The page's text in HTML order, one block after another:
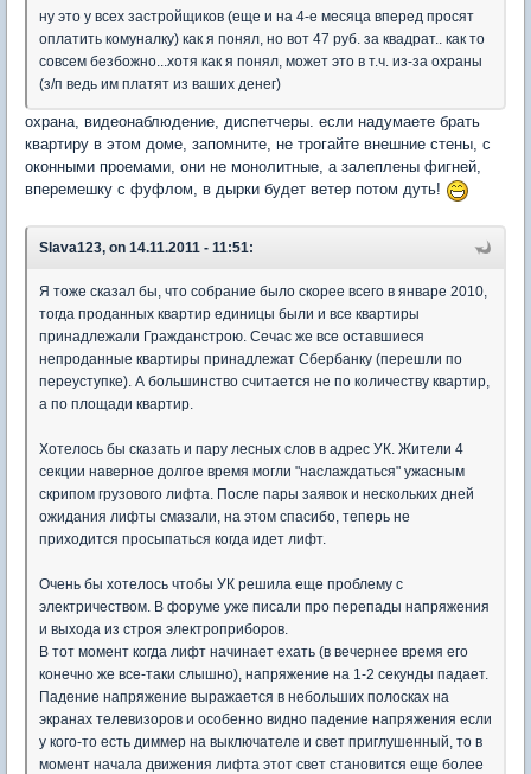
ну это у всех застройщиков (еще и на 4-е месяца вперед просят
оплатить комуналку) как я понял, но вот 47 руб. за квадрат.. как то
совсем безбожно...хотя как я понял, может это в т.ч. из-за охраны
(з/п ведь им платят из ваших денег)
охрана, видеонаблюдение, диспетчеры. если надумаете брать
квартиру в этом доме, запомните, не трогайте внешние стены, с
оконными проемами, они не монолитные, а залеплены фигней,
вперемешку с фуфлом, в дырки будет ветер потом дуть!
Slava123, on 14.11.2011 - 11:51:
Я тоже сказал бы, что собрание было скорее всего в январе 2010,
тогда проданных квартир единицы были и все квартиры
принадлежали Гражданстрою. Сечас же все оставшиеся
непроданные квартиры принадлежат Сбербанку (перешли по
переуступке). А большинство считается не по количеству квартир,
а по площади квартир.
Хотелось бы сказать и пару лесных слов в адрес УК. Жители 4
секции наверное долгое время могли "наслаждаться" ужасным
скрипом грузового лифта. После пары заявок и нескольких дней
ожидания лифты смазали, на этом спасибо, теперь не
приходится просыпаться когда идет лифт.
Очень бы хотелось чтобы УК решила еще проблему с
электричеством. В форуме уже писали про перепады напряжения
и выхода из строя электроприборов.
В тот момент когда лифт начинает ехать (в вечернее время его
конечно же все-таки слышно), напряжение на 1-2 секунды падает.
Падение напряжение выражается в небольших полосках на
экранах телевизоров и особенно видно падение напряжения если
у кого-то есть диммер на выключателе и свет приглушенный, то в
момент начала движения лифта этот свет становится еще более